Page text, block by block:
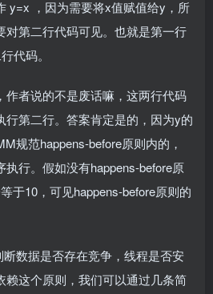
y=x ，因为需要将x值赋值给y，所
对第二行代码可见。也就是第一行
代码。
作者说的不是废话嘛，这两行代码
行第二行。答案肯定是的，因为y的
规范happens-before原则内的，
执行。假如没有happens-before原
于10，可见happens-before原则的
数据是否存在竞争，线程是否安
赖这个原则，我们可以通过几条简